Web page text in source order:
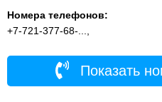
Номера телефонов:
+7-721-377-68-...,
Показать